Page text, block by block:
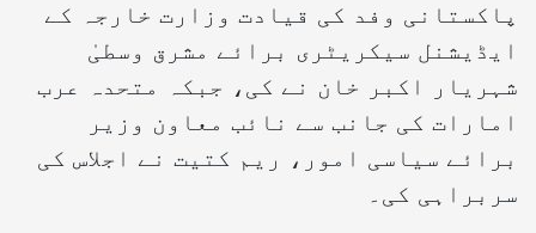
پاکستانی وفد کی قیادت وزارت خارجہ کے
ایڈیشنل سیکریٹری برائے مشرق وسطیٰ
شہریار اکبر خان نے کی، جبکہ متحدہ عرب
امارات کی جانب سے نائب معاون وزیر
برائے سیاسی امور، ریم کتیت نے اجلاس کی
سربراہی کی۔